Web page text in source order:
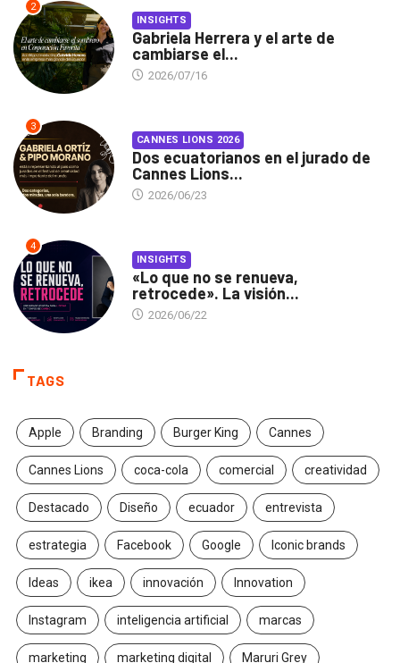
2
INSIGHTS
Gabriela Herrera y el arte de
cambiarse el...
2026/07/16
3
CANNES LIONS 2026
Dos ecuatorianos en el jurado de
Cannes Lions...
2026/06/23
4
INSIGHTS
«Lo que no se renueva,
retrocede». La visión...
2026/06/22
TAGS
Apple Branding Burger King Cannes
Cannes Lions coca-cola comercial creatividad
Destacado Diseño ecuador entrevista
estrategia Facebook Google Iconic brands
Ideas ikea innovación Innovation
Instagram inteligencia artificial marcas
marketing marketing digital Maruri Grey